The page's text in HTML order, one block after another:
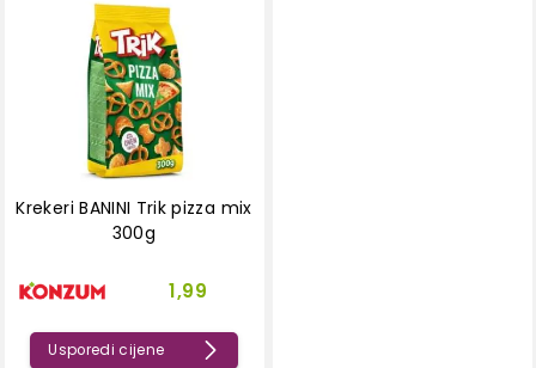
Krekeri BANINI Trik pizza mix
300g
1,99
Usporedi cijene